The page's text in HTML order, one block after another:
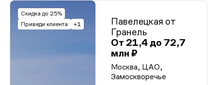
Скидка до 25%
Приведи клиента
+1
Павелецкая от
Гранель
От 21,4 до 72,7
млн ₽
Москва, ЦАО,
Замоскворечье